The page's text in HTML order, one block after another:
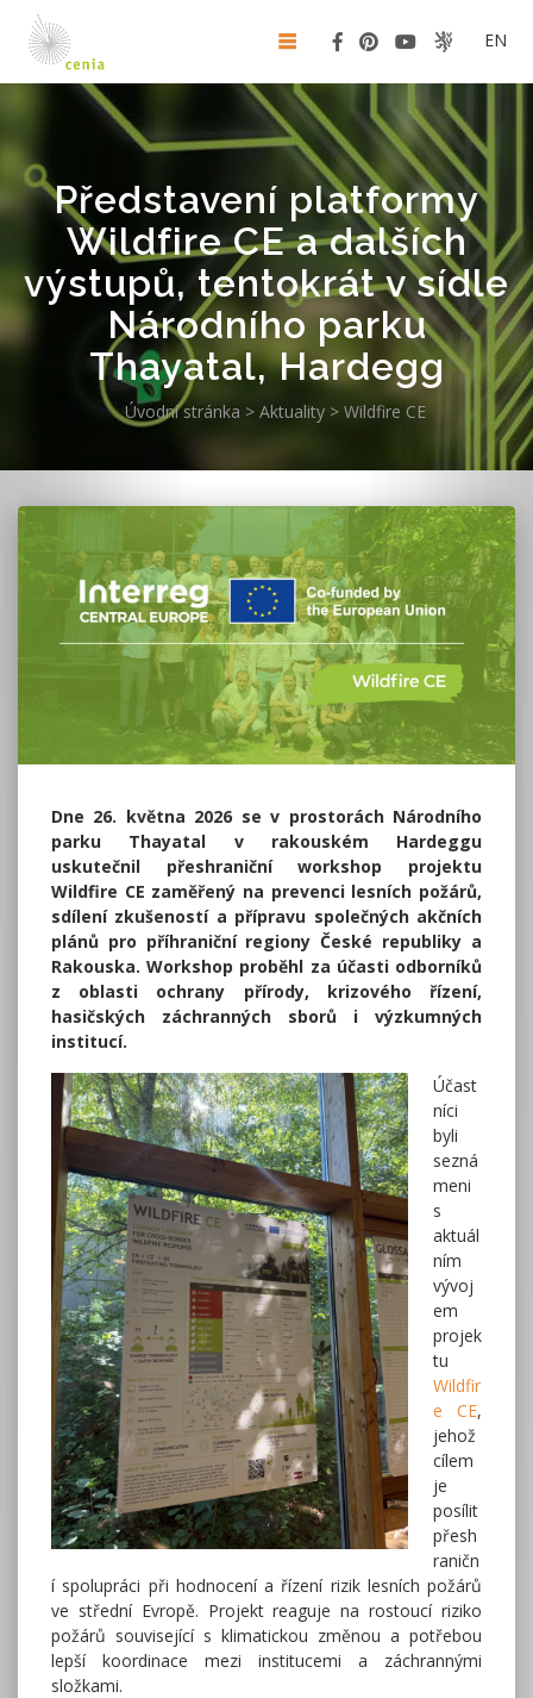
EN
Představení platformy
Wildfire CE a dalších
výstupů, tentokrát v sídle
Národního parku
Thayatal, Hardegg
Úvodní stránka > Aktuality > Wildfire CE
Dne 26. května 2026 se v prostorách Národního
parku Thayatal v rakouském Hardeggu
uskutečnil přeshraniční workshop projektu
Wildfire CE zaměřený na prevenci lesních požárů,
sdílení zkušeností a přípravu společných akčních
plánů pro příhraniční regiony České republiky a
Rakouska. Workshop proběhl za účasti odborníků
z oblasti ochrany přírody, krizového řízení,
hasičských záchranných sborů i výzkumných
institucí.
Účast
níci
byli
sezná
meni
s
aktuál
ním
vývoj
em
projek
tu
Wildfir
e CE,
jehož
cílem
je
posílit
přesh
raničn
í spolupráci při hodnocení a řízení rizik lesních požárů
ve střední Evropě. Projekt reaguje na rostoucí riziko
požárů související s klimatickou změnou a potřebou
lepší koordinace mezi institucemi a záchrannými
složkami.